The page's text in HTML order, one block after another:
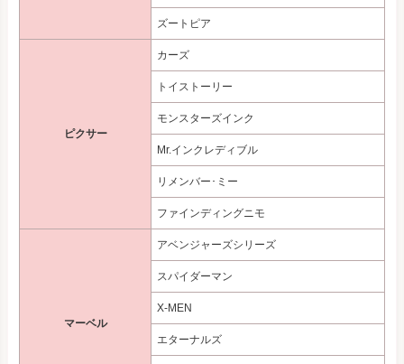
ズートピア
ピクサー
カーズ
トイストーリー
モンスターズインク
Mr.インクレディブル
リメンバー･ミー
ファインディングニモ
マーベル
アベンジャーズシリーズ
スパイダーマン
X-MEN
エターナルズ